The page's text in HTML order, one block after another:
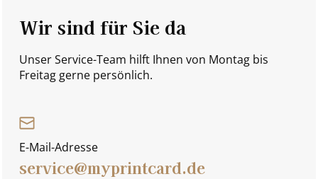
Wir sind für Sie da
Unser Service-Team hilft Ihnen von Montag bis
Freitag gerne persönlich.
E-Mail-Adresse
service@myprintcard.de